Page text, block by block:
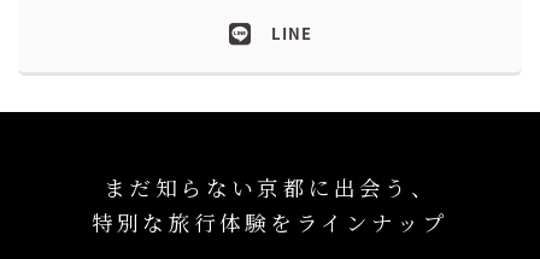
LINE
まだ知らない京都に出会う、
特別な旅行体験をラインナップ